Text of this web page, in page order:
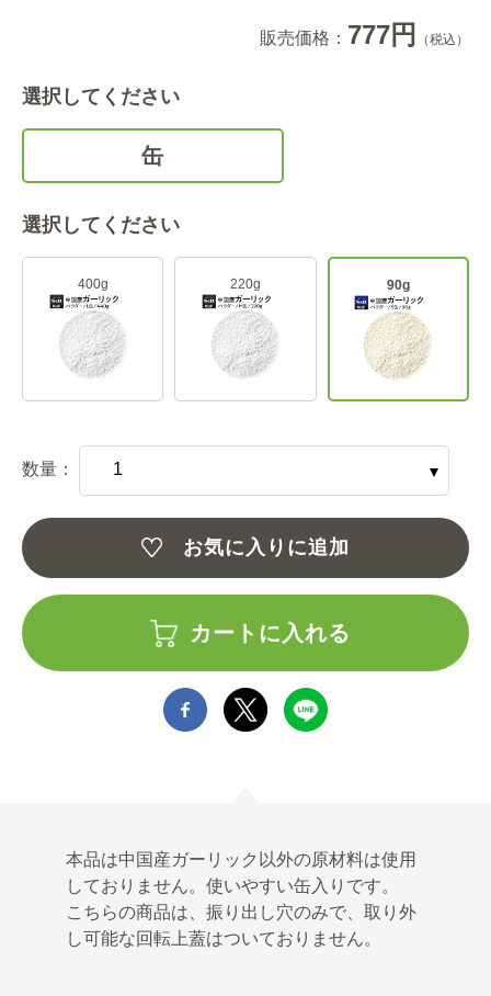
販売価格： 777円 （税込）
選択してください
缶
選択してください
400g 220g 90g
数量：
お気に入りに追加
カートに入れる
本品は中国産ガーリック以外の原材料は使用
しておりません。使いやすい缶入りです。
こちらの商品は、振り出し穴のみで、取り外
し可能な回転上蓋はついておりません。